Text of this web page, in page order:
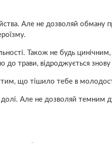
Але не дозволяй обману
Також не будь
до трави, відроджується знову
тим, що тішило тебе в
долі. Але не дозволяй темним